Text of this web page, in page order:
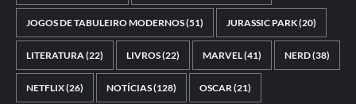
JOGOS DE TABULEIRO MODERNOS(51) JURASSIC PARK(20)
LITERATURA(22) LIVROS(22) MARVEL(41) NERD(38)
NETFLIX(26) NOTÍCIAS(128) OSCAR(21)